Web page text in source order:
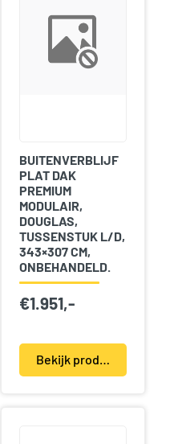
BUITENVERBLIJF
PLAT DAK
PREMIUM
MODULAIR,
DOUGLAS,
TUSSENSTUK L/D,
343×307 CM,
ONBEHANDELD.
€1.951,-
Bekijk product(en)